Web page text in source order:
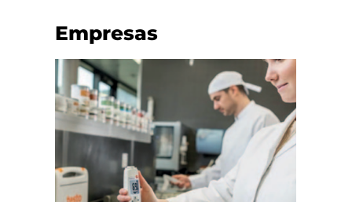
Empresas